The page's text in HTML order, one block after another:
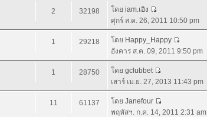
2 32198 โดย iam.เอิง
ศุกร์ ส.ค. 26, 2011 10:50 pm
1 29218 โดย Happy_Happy
อังคาร ส.ค. 09, 2011 9:50 pm
1 28750 โดย gclubbet
เสาร์ เม.ย. 27, 2013 11:43 pm
11 61137 โดย Janefour
พฤหัสฯ. ก.ค. 14, 2011 2:31 am